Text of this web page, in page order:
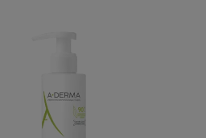
Gel